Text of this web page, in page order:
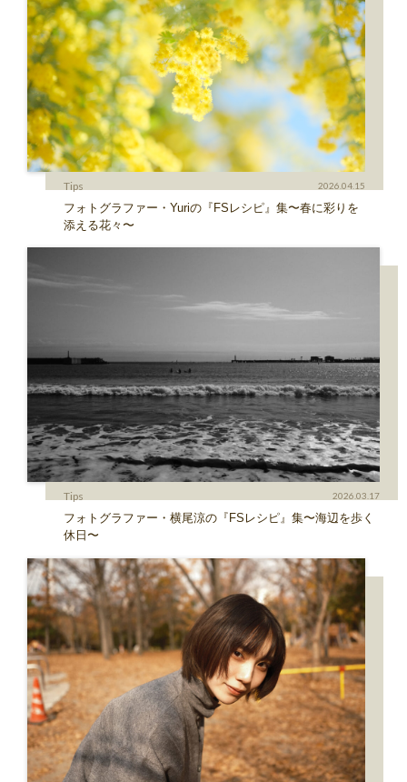
Tips 2026.04.15
フォトグラファー・Yuriの『FSレシピ』集〜春に彩りを
添える花々〜
Tips 2026.03.17
フォトグラファー・横尾涼の『FSレシピ』集〜海辺を歩く
休日〜